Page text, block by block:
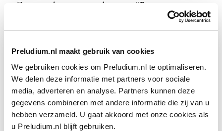
Preludium.nl maakt gebruik van cookies
We gebruiken cookies om Preludium.nl te optimaliseren.
We delen deze informatie met partners voor sociale
media, adverteren en analyse. Partners kunnen deze
gegevens combineren met andere informatie die zij van u
hebben verzameld. U gaat akkoord met onze cookies als
u Preludium.nl blijft gebruiken.
Geen resultaten gevonden voor “”.